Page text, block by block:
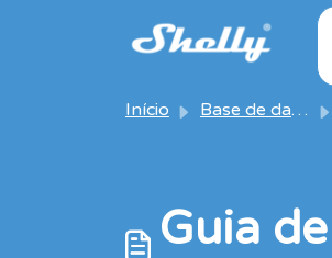
Avançar para o
Início Base de dados de conhecimento
Guia